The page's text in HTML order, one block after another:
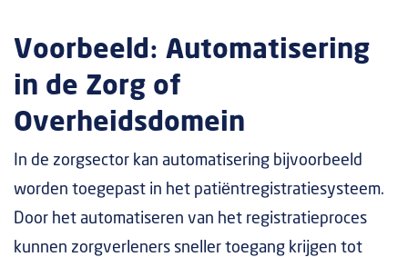
Voorbeeld: Automatisering
in de Zorg of
Overheidsdomein
In de zorgsector kan automatisering bijvoorbeeld
worden toegepast in het patiëntregistratiesysteem.
Door het automatiseren van het registratieproces
kunnen zorgverleners sneller toegang krijgen tot